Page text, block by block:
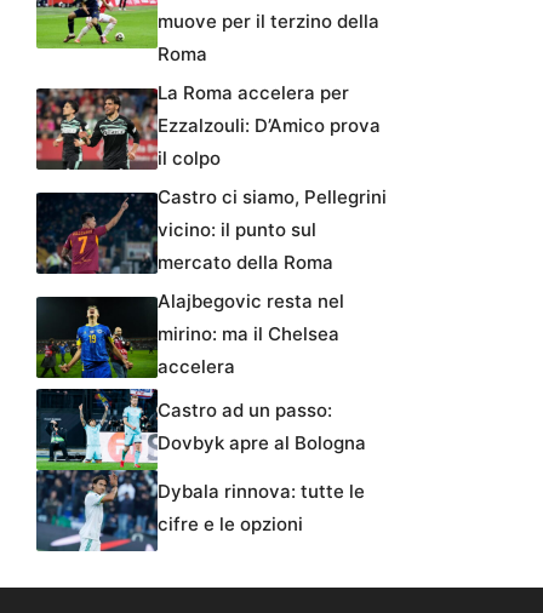
muove per il terzino della
Roma
La Roma accelera per
Ezzalzouli: D’Amico prova
il colpo
Castro ci siamo, Pellegrini
vicino: il punto sul
mercato della Roma
Alajbegovic resta nel
mirino: ma il Chelsea
accelera
Castro ad un passo:
Dovbyk apre al Bologna
Dybala rinnova: tutte le
cifre e le opzioni